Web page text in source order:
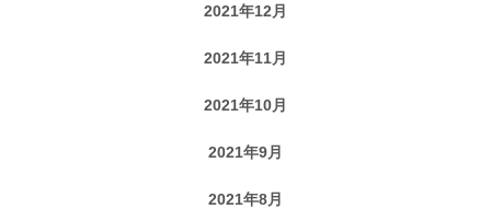
2021年12月
2021年11月
2021年10月
2021年9月
2021年8月